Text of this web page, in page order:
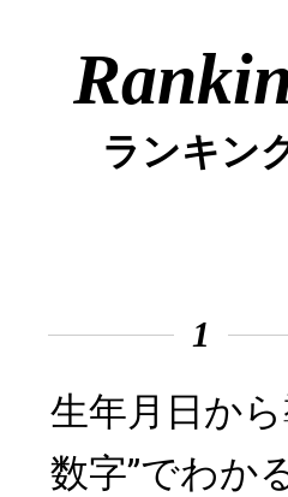
ランキン
1
生年月日か
数字”でわか